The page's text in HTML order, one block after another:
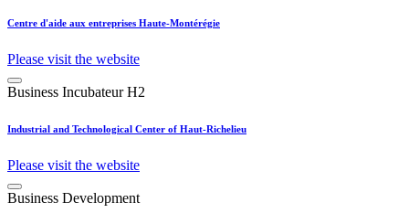
Centre d'aide aux entreprises Haute-Montérégie
Please visit the website
Business Incubateur H2
Industrial and Technological Center of Haut-Richelieu
Please visit the website
Business Development